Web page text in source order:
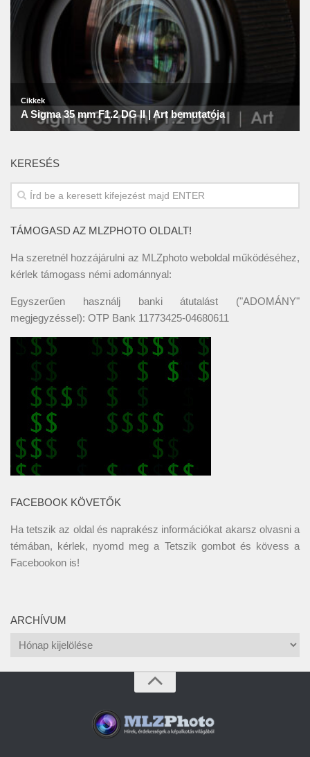
KERESÉS
TÁMOGASD AZ MLZPHOTO OLDALT!
Ha szeretnél hozzájárulni az MLZphoto weboldal működéséhez,
kérlek támogass némi adománnyal:
Egyszerűen használj banki átutalást ("ADOMÁNY"
megjegyzéssel): OTP Bank 11773425-04680611
FACEBOOK KÖVETŐK
Ha tetszik az oldal és naprakész információkat akarsz olvasni a
témában, kérlek, nyomd meg a Tetszik gombot és kövess a
Facebookon is!
ARCHÍVUM
Archívum